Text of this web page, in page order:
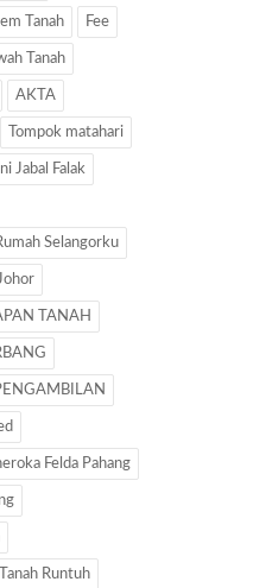
Tanah Fee
Tanah
AKTA
Tompok matahari
Jabal Falak
Selangorku
TANAH
Felda Pahang
Tanah Runtuh